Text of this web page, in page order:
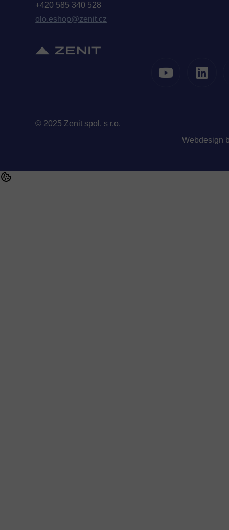
+420 585 340 528
olo.eshop@zenit.cz
© 2025 Zenit spol. s r.o.
Webdesign